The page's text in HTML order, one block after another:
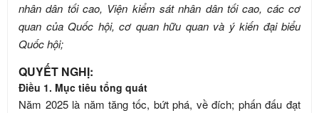
nhân dân tối cao, Viện kiểm sát nhân dân tối cao, các cơ
quan của Quốc hội, cơ quan hữu quan và ý kiến đại biểu
Quốc hội;
QUYẾT NGHỊ:
Điều 1. Mục tiêu tổng quát
Năm 2025 là năm tăng tốc, bứt phá, về đích; phấn đấu đạt